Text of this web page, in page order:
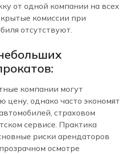
от одной компании на всех
комиссии при
отсутствуют.
компании могут
цену, однако часто экономят
страховом
сервисе. Практика
риски арендаторов
осмотре